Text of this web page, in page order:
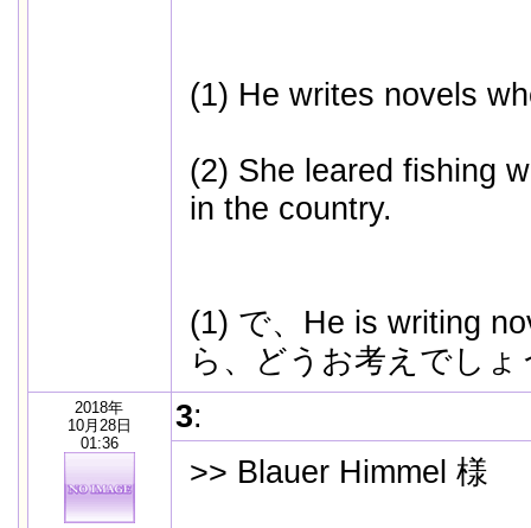
(1) He writes novels
(2) She leared fishing
in the country.
(1) で、He is writing
ら、どうお考えでしょ
2018年
10月28日
01:36
3:
>> Blauer Himmel 様